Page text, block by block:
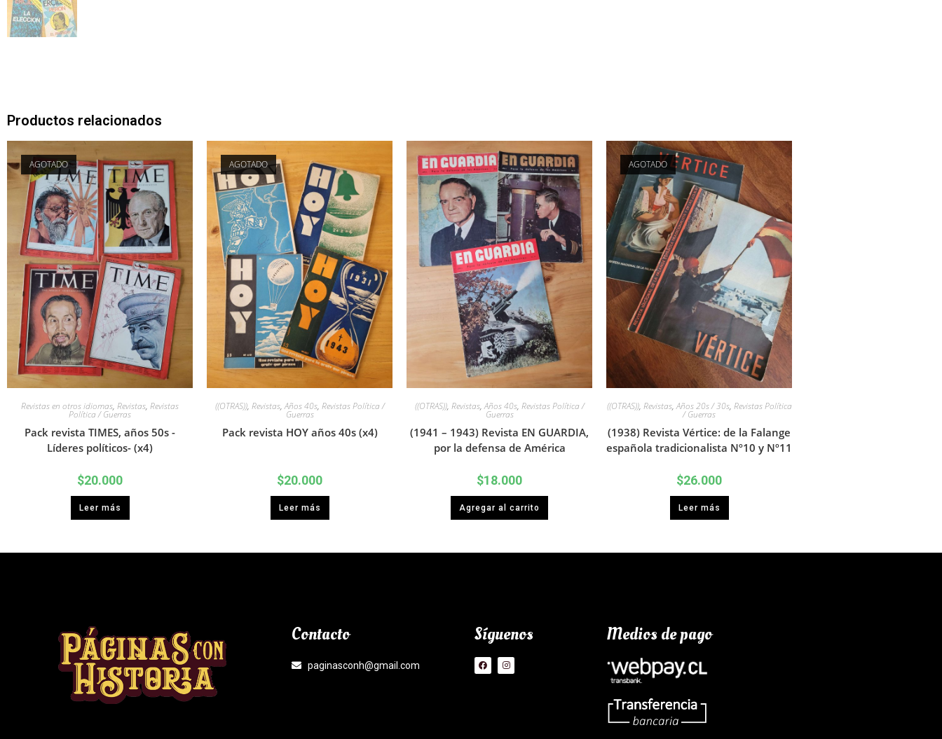
Productos relacionados
AGOTADO
Revistas en otros idiomas, Revistas, Revistas
Política / Guerras
Pack revista TIMES, años 50s -
Líderes políticos- (x4)
$20.000
Leer más
AGOTADO
((OTRAS)), Revistas,Años 40s, Revistas Política /
Guerras
Pack revista HOY años 40s (x4)
$20.000
Leer más
((OTRAS)), Revistas,Años 40s, Revistas Política /
Guerras
(1941 – 1943) Revista EN GUARDIA,
por la defensa de América
$18.000
Agregar al carrito
AGOTADO
((OTRAS)), Revistas,Años 20s / 30s, Revistas Política
/ Guerras
(1938) Revista Vértice: de la Falange
española tradicionalista Nº10 y Nº11
$26.000
Leer más
Contacto
paginasconh@gmail.com
Síguenos Medios de pago